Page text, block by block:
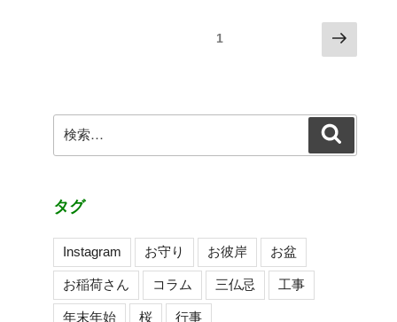
ー
ジ
り
1
次
の
ジ
索:
タグ
Instagram お守り お彼岸 お盆
お稲荷さん コラム 三仏忌 工事
年末年始 桜 行事